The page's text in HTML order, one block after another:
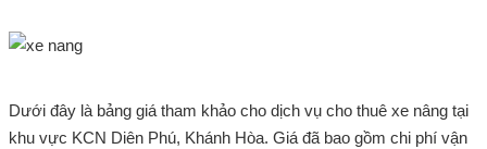
Dưới đây là bảng giá tham khảo cho dịch vụ cho thuê xe nâng tại
khu vực KCN Diên Phú, Khánh Hòa. Giá đã bao gồm chi phí vận